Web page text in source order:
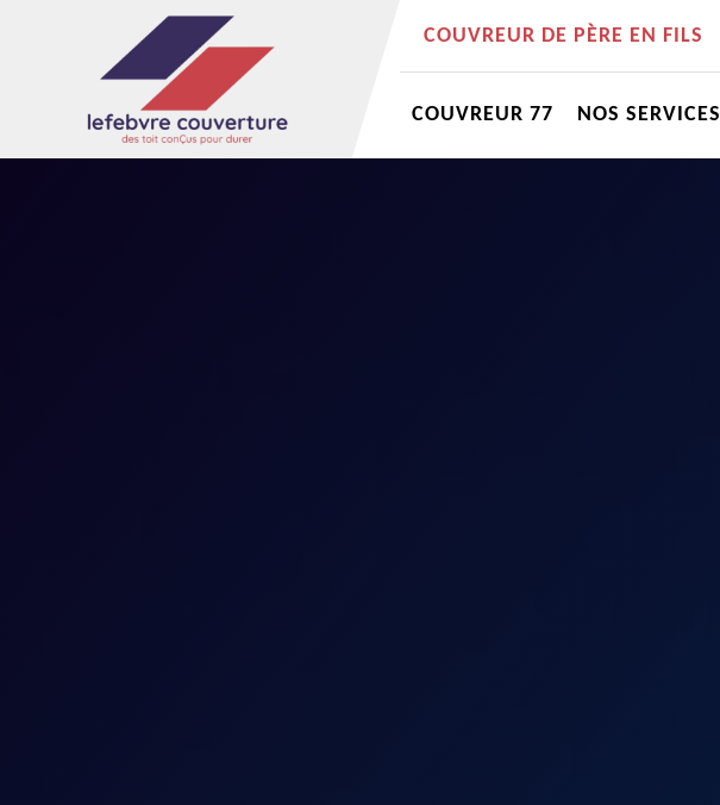
COUVREUR DE PÈRE EN FILS
COUVREUR 77 NOS SERVICES